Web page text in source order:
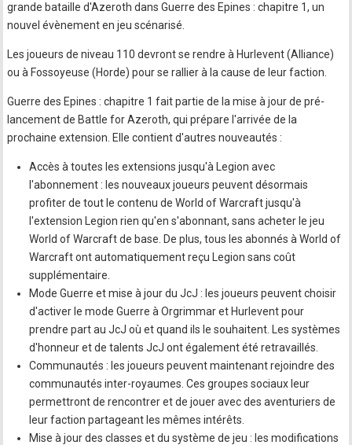
grande bataille d'Azeroth dans Guerre des Epines : chapitre 1, un
nouvel évènement en jeu scénarisé.
Les joueurs de niveau 110 devront se rendre à Hurlevent (Alliance)
ou à Fossoyeuse (Horde) pour se rallier à la cause de leur faction.
Guerre des Epines : chapitre 1 fait partie de la mise à jour de pré-
lancement de Battle for Azeroth, qui prépare l'arrivée de la
prochaine extension. Elle contient d'autres nouveautés :
Accès à toutes les extensions jusqu'à Legion avec
l'abonnement : les nouveaux joueurs peuvent désormais
profiter de tout le contenu de World of Warcraft jusqu'à
l'extension Legion rien qu'en s'abonnant, sans acheter le jeu
World of Warcraft de base. De plus, tous les abonnés à World of
Warcraft ont automatiquement reçu Legion sans coût
supplémentaire.
Mode Guerre et mise à jour du JcJ : les joueurs peuvent choisir
d'activer le mode Guerre à Orgrimmar et Hurlevent pour
prendre part au JcJ où et quand ils le souhaitent. Les systèmes
d'honneur et de talents JcJ ont également été retravaillés.
Communautés : les joueurs peuvent maintenant rejoindre des
communautés inter-royaumes. Ces groupes sociaux leur
permettront de rencontrer et de jouer avec des aventuriers de
leur faction partageant les mêmes intérêts.
Mise à jour des classes et du système de jeu : les modifications